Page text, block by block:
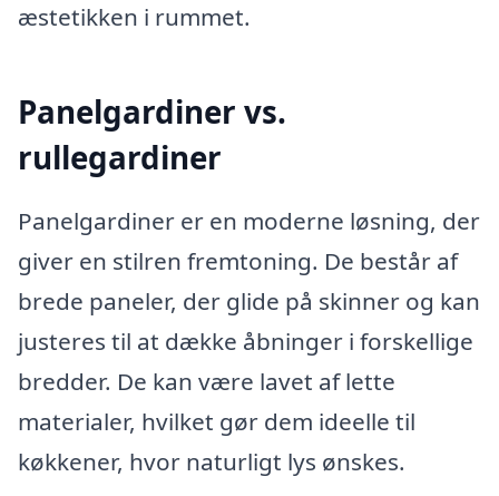
æstetikken i rummet.
Panelgardiner vs.
rullegardiner
Panelgardiner er en moderne løsning, der
giver en stilren fremtoning. De består af
brede paneler, der glide på skinner og kan
justeres til at dække åbninger i forskellige
bredder. De kan være lavet af lette
materialer, hvilket gør dem ideelle til
køkkener, hvor naturligt lys ønskes.